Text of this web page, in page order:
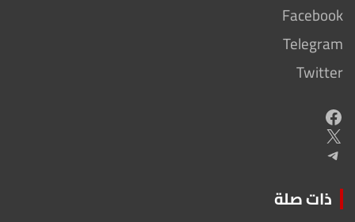
Facebook
Telegram
Twitter
Facebook
X
Telegram
ذات صلة